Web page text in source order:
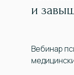
и
Вебинар